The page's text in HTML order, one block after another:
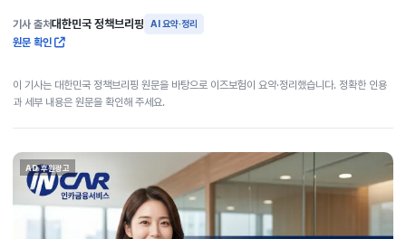
기사 출처대한민국 정책브리핑 AI 요약·정리
원문 확인
이 기사는 대한민국 정책브리핑 원문을 바탕으로 이즈보험이 요약·정리했습니다. 정확한 인용
과 세부 내용은 원문을 확인해 주세요.
AD 후원광고